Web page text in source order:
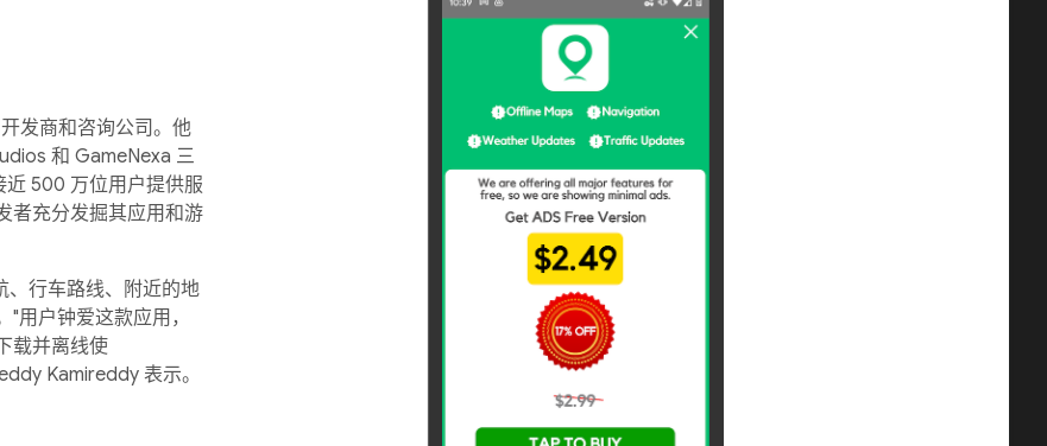
发商和咨询公司。他
和 GameNexa 三
500 万位用户提供服
者充分发掘其应用和游
、行车路线、附近的地
用户钟爱这款应用，
载并离线使
Kamireddy 表示。